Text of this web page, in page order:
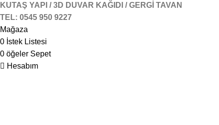
KUTAŞ YAPI / 3D DUVAR KAĞIDI / GERGİ TAVAN
TEL: 0545 950 9227
Mağaza
0 İstek Listesi
0 öğeler Sepet
Hesabım